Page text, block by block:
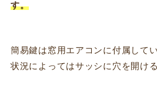
す。
簡易鍵は窓用エアコンに付属して
状況によってはサッシに穴を開け